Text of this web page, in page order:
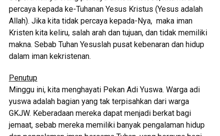
percaya kepada ke-Tuhanan Yesus Kristus (Yesus adalah
Allah). Jika kita tidak percaya kepada-Nya, maka iman
Kristen kita keliru, salah arah dan tujuan, dan tidak memiliki
makna. Sebab Tuhan Yesuslah pusat kebenaran dan hidup
dalam iman kekristenan.
Penutup
Minggu ini, kita menghayati Pekan Adi Yuswa. Warga adi
yuswa adalah bagian yang tak terpisahkan dari warga
GKJW. Keberadaan mereka dapat menjadi berkat bagi
jemaat, sebab mereka memiliki banyak pengalaman hidup